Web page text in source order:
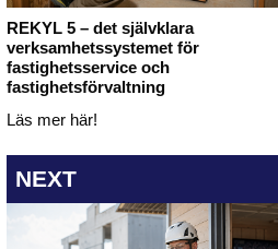
REKYL 5 – det självklara
verksamhetssystemet för
fastighetsservice och
fastighetsförvaltning
Läs mer här!
NEXT